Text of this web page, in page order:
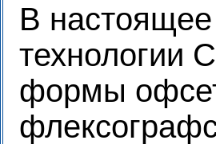
В
технологии
формы